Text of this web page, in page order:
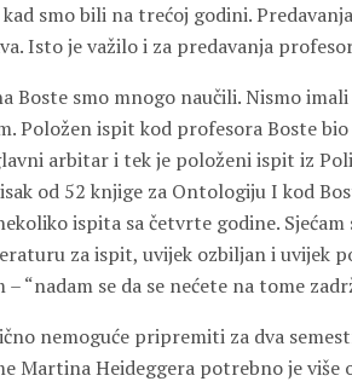
smo bili na trećoj godini.
Isto je važilo i za predavanja
Boste smo mnogo naučili. Nismo
Položen ispit kod profesora Boste
arbitar i tek je položeni ispit iz
od 52 knjige za Ontologiju I kod
ispita sa četvrte godine. Sjećam
za ispit, uvijek ozbiljan i uvijek
“nadam se da se nećete na tome
nemoguće pripremiti za dva
Martina Heideggera potrebno je više